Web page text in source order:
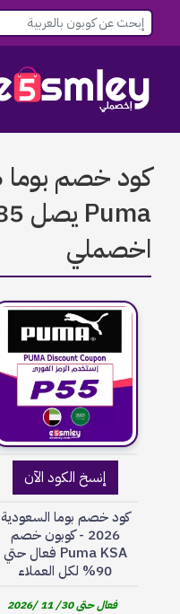
اخصملي
إنسخ الكود الآن
كود خصم بوما السعودية
2026 - كوبون خصم
Puma KSA فعال حتي
90% لكل العملاء
فعال حتى 30/ 11 /2026